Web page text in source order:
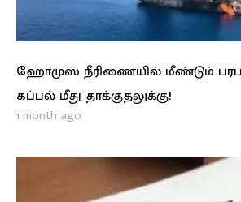
ஹோமுஸ் நீரிணையில் மீண்டும்
கப்பல் மீது தாக்குதலுக்கு!
1 month ago